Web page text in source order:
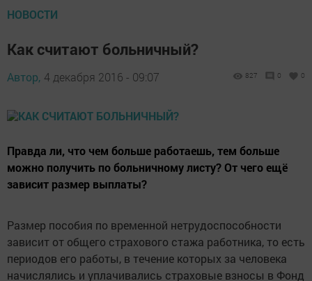
НОВОСТИ
Как считают больничный?
Автор, 4 декабря 2016 - 09:07 827 0 0
Правда ли, что чем больше работаешь, тем больше
можно получить по больничному листу? От чего ещё
зависит размер выплаты?
Размер пособия по временной нетрудоспособности
зависит от общего страхового стажа работника, то есть
периодов его работы, в течение которых за человека
начислялись и уплачивались страховые взносы в Фонд